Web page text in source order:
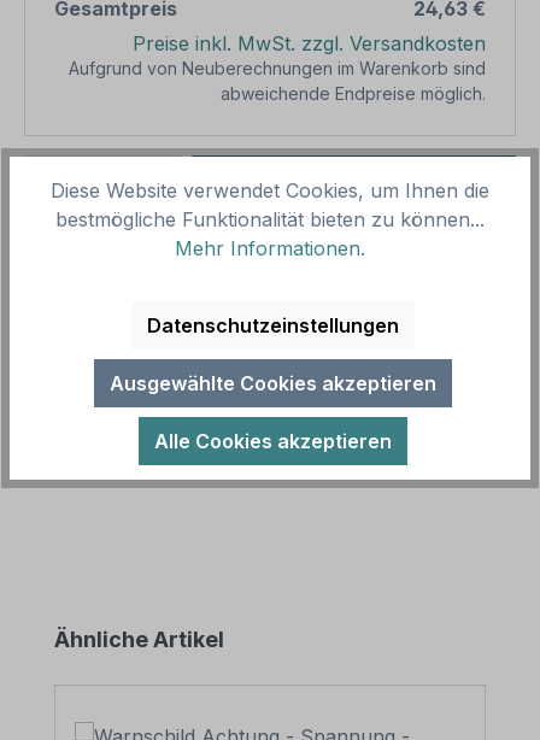
Gesamtpreis
24,63 €
Preise inkl. MwSt. zzgl. Versandkosten
Aufgrund von Neuberechnungen im Warenkorb sind
abweichende Endpreise möglich.
1 In den Warenkorb
Produktnummer:SH16015.1
Hochwertiges Schild für Pferdehöfe und Ställe –
erhältlich in zahlreichen Größen. Unsere Hof- und
Stallschilder werden nicht…Mehr
Produktgalerie überspringen
Ähnliche Artikel
Diese Website verwendet Cookies, um Ihnen die
bestmögliche Funktionalität bieten zu können...
Mehr Informationen.
Datenschutzeinstellungen
Ausgewählte Cookies akzeptieren
Alle Cookies akzeptieren